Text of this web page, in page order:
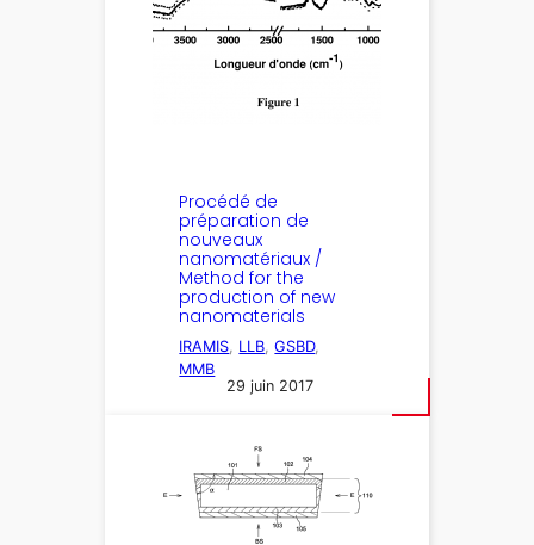
Procédé de
préparation de
nouveaux
nanomatériaux /
Method for the
production of new
nanomaterials
IRAMIS LLB , GSBD
MMB
29 juin 2017